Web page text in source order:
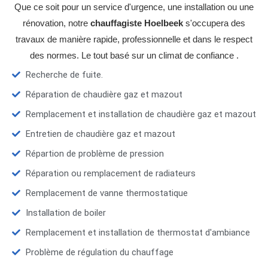
Que ce soit pour un service d'urgence, une installation ou une
rénovation, notre chauffagiste Hoelbeek s'occupera des
travaux de manière rapide, professionnelle et dans le respect
des normes. Le tout basé sur un climat de confiance .
Recherche de fuite.
Réparation de chaudière gaz et mazout
Remplacement et installation de chaudière gaz et mazout
Entretien de chaudière gaz et mazout
Répartion de problème de pression
Réparation ou remplacement de radiateurs
Remplacement de vanne thermostatique
Installation de boiler
Remplacement et installation de thermostat d'ambiance
Problème de régulation du chauffage